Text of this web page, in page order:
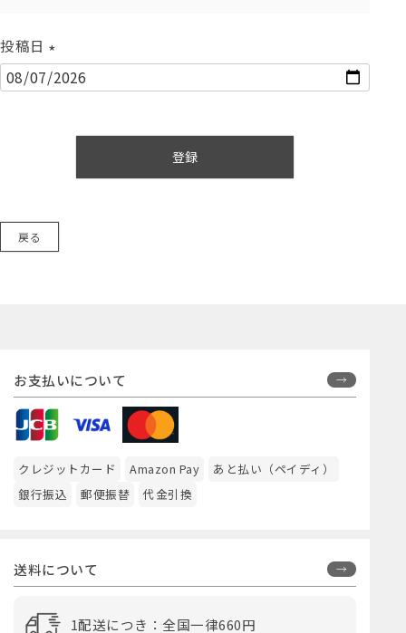
投稿日
(
必
登録
戻る
お支払いについて
クレジットカード Amazon Pay
あと払い（ペイディ）
銀行振込
郵便振替 代金引換
送料について
1配送につき：全国一律660円